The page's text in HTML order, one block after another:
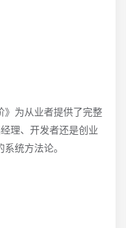
》为从业者提供了完整
理、开发者还是创业
统方法论。